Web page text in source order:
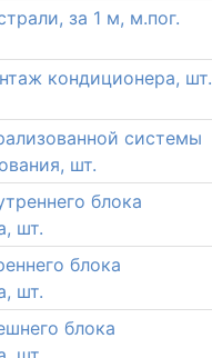
за 1 м, м.пог.
кондиционера, шт.
системы
шт.
блока
шт.
блока
шт.
блока